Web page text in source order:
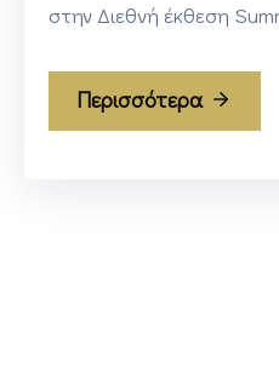
στην Διεθνή έκθεση
Περισσότερα